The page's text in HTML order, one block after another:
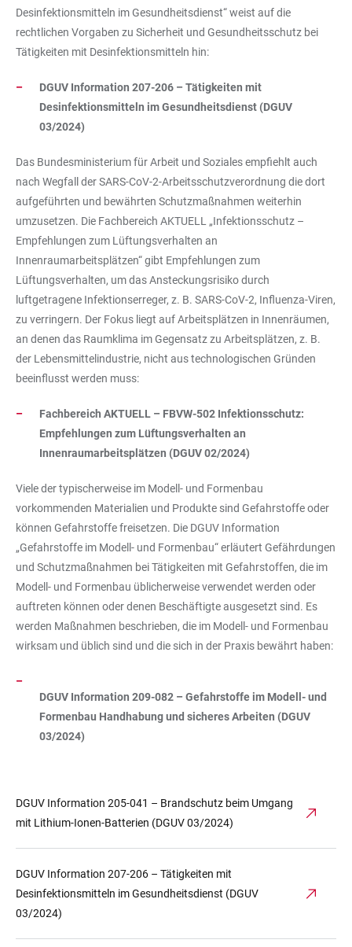
Desinfektionsmitteln im Gesundheitsdienst“ weist auf die
rechtlichen Vorgaben zu Sicherheit und Gesundheitsschutz bei
Tätigkeiten mit Desinfektionsmitteln hin:
DGUV Information 207-206 – Tätigkeiten mit
Desinfektionsmitteln im Gesundheitsdienst (DGUV
03/2024)
Das Bundesministerium für Arbeit und Soziales empfiehlt auch
nach Wegfall der SARS-CoV-2-Arbeitsschutzverordnung die dort
aufgeführten und bewährten Schutzmaßnahmen weiterhin
umzusetzen. Die Fachbereich AKTUELL „Infektionsschutz –
Empfehlungen zum Lüftungsverhalten an
Innenraumarbeitsplätzen“ gibt Empfehlungen zum
Lüftungsverhalten, um das Ansteckungsrisiko durch
luftgetragene Infektionserreger, z. B. SARS-CoV-2, Influenza-Viren,
zu verringern. Der Fokus liegt auf Arbeitsplätzen in Innenräumen,
an denen das Raumklima im Gegensatz zu Arbeitsplätzen, z. B.
der Lebensmittelindustrie, nicht aus technologischen Gründen
beeinflusst werden muss:
Fachbereich AKTUELL – FBVW-502 Infektionsschutz:
Empfehlungen zum Lüftungsverhalten an
Innenraumarbeitsplätzen (DGUV 02/2024)
Viele der typischerweise im Modell- und Formenbau
vorkommenden Materialien und Produkte sind Gefahrstoffe oder
können Gefahrstoffe freisetzen. Die DGUV Information
„Gefahrstoffe im Modell- und Formenbau“ erläutert Gefährdungen
und Schutzmaßnahmen bei Tätigkeiten mit Gefahrstoffen, die im
Modell- und Formenbau üblicherweise verwendet werden oder
auftreten können oder denen Beschäftigte ausgesetzt sind. Es
werden Maßnahmen beschrieben, die im Modell- und Formenbau
wirksam und üblich sind und die sich in der Praxis bewährt haben:
DGUV Information 209-082 – Gefahrstoffe im Modell- und
Formenbau Handhabung und sicheres Arbeiten (DGUV
03/2024)
DGUV Information 205-041 – Brandschutz beim Umgang
mit Lithium-Ionen-Batterien (DGUV 03/2024)
DGUV Information 207-206 – Tätigkeiten mit
Desinfektionsmitteln im Gesundheitsdienst (DGUV
03/2024)